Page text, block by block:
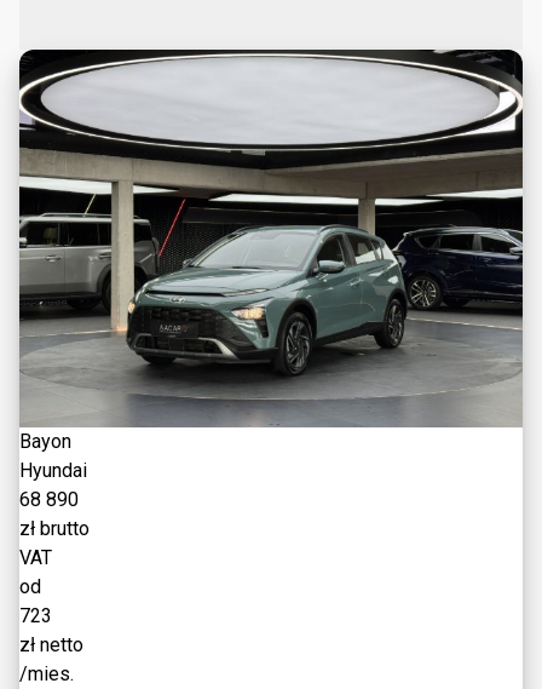
Bayon
Hyundai
68 890
zł brutto
VAT
od
723
zł netto
/mies.